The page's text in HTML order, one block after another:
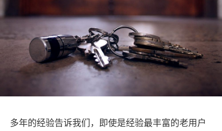
多年的经验告诉我们，即使是经验最丰富的老用户